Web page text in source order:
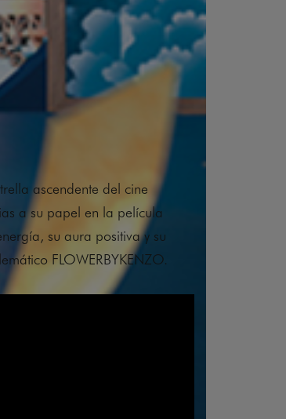
ascendente del cine
a su papel en la película
su aura positiva y su
FLOWERBYKENZO.